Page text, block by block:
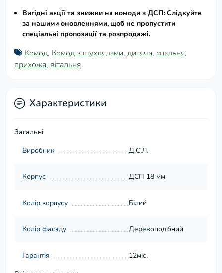
Вигідні акції та знижки на комоди з ДСП: Слідкуйте
за нашими оновленнями, щоб не пропустити
спеціальні пропозиції та розпродажі.
Комод, Комод з шухлядами, дитяча, спальня,
прихожа, вітальня
Характеристики
Загальні
Виробник
Д.С.Л.
Корпус ДСП 18 мм
Колір корпусу Білий
Колір фасаду Деревоподібний
Гарантія
12міс.